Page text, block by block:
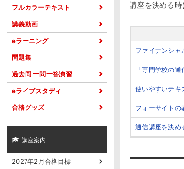
講座を決める
ファイナンシャ
「専門学校の
使いやすいテキ
フォーサイトの
通信講座を決め
フルカラーテキスト
講義動画
eラーニング
問題集
過去問 一問一答演習
eライブスタディ
合格グッズ
講座案内
2027年2月合格目標